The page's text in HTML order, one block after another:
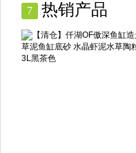
7 热销产品